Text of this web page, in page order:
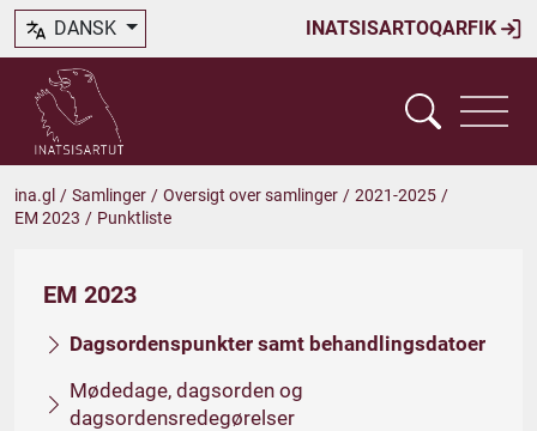
INATSISARTOQARFIK
DANSK
ina.gl / Samlinger / Oversigt over samlinger / 2021-2025 /
EM 2023 / Punktliste
EM 2023
Dagsordenspunkter samt behandlingsdatoer
Mødedage, dagsorden og
dagsordensredegørelser